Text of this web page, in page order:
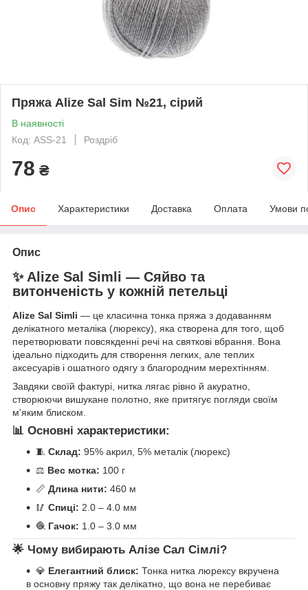
Пряжа Alize Sal Sim №21, сірий
В наявності
Код: ASS-21
Роздріб
78 ₴
Опис Характеристики Доставка Оплата Умови
Опис
✨ Alize Sal Simli — Сяйво та
витонченість у кожній петельці
Alize Sal Simli — це класична тонка пряжа з додаванням
делікатного металіка (люрексу), яка створена для того, щоб
перетворювати повсякденні речі на святкові вбрання. Вона
ідеально підходить для створення легких, але теплих
аксесуарів і ошатного одягу з благородним мерехтінням.
Завдяки своїй фактурі, нитка лягає рівно й акуратно,
створюючи вишукане полотно, яке притягує погляди своїм
м'яким блиском.
📊 Основні характеристики:
🧵 Склад: 95% акрил, 5% металік (люрекс)
⚖️ Вес мотка: 100 г
📏 Длина нити: 460 м
🥢 Спиці: 2.0 – 4.0 мм
🧶 Гачок: 1.0 – 3.0 мм
🌟 Чому вибирають Алізе Сал Сімлі?
💎 Елегантний блиск: Тонка нитка люрексу вкручена
в основну пряжу так делікатно, що вона не перебиває